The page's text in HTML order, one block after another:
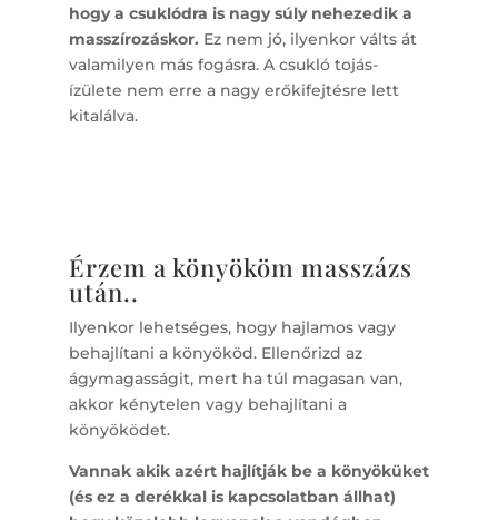
hogy a csuklódra is nagy súly nehezedik a
masszírozáskor. Ez nem jó, ilyenkor válts át
valamilyen más fogásra. A csukló tojás-
ízülete nem erre a nagy erőkifejtésre lett
kitalálva.
Érzem a könyököm masszázs
után..
Ilyenkor lehetséges, hogy hajlamos vagy
behajlítani a könyököd. Ellenőrizd az
ágymagasságit, mert ha túl magasan van,
akkor kénytelen vagy behajlítani a
könyöködet.
Vannak akik azért hajlítják be a könyöküket
(és ez a derékkal is kapcsolatban állhat)